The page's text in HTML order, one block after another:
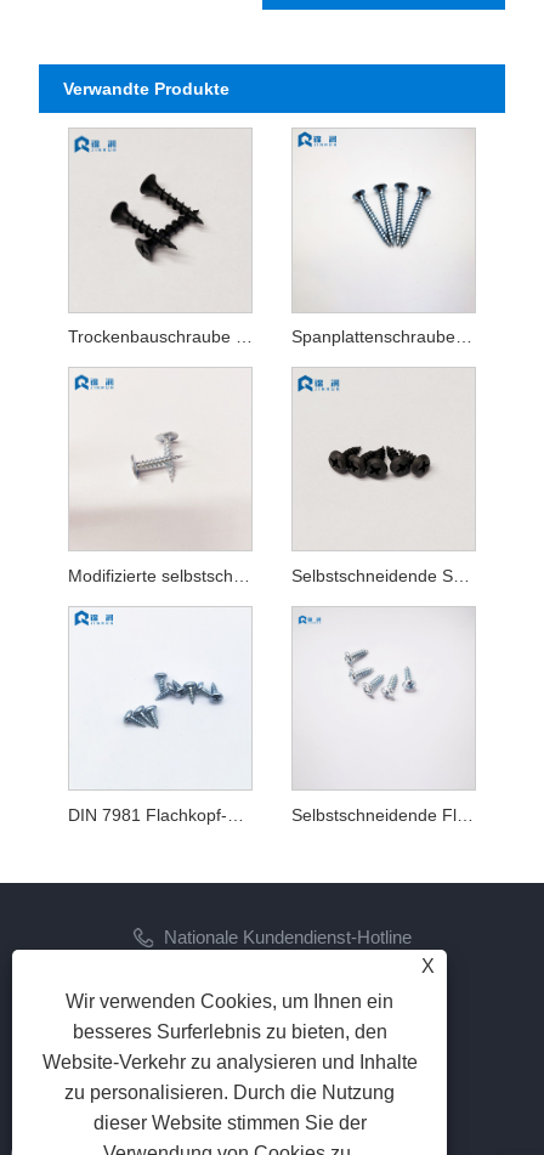
Verwandte Produkte
Spanplattenschraube mit doppeltem Flachkopf und Pozi-Antrieb
Selbstschneidende Schraube mit Pan-Rahmenkopf
Selbstschneidende Flachkopf-Schlitz- und Kreuzschlitzschraube
Nationale Kundendienst-Hotline
Email
info@jinrunfasteners.com
FOLGEN SIE UNS
X
Wir verwenden Cookies, um Ihnen ein
besseres Surferlebnis zu bieten, den
Website-Verkehr zu analysieren und Inhalte
zu personalisieren. Durch die Nutzung
dieser Website stimmen Sie der